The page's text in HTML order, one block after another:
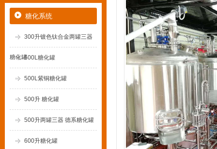
糖化系统
300升镀色钛合金两罐三器
糖化罐500L糖化罐
500L紫铜糖化罐
500升 糖化罐
500升两罐三器 德系糖化罐
600升糖化罐